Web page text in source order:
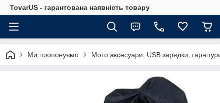
TovarUS - гарантована наявність товару
Ми пропонуємо Мото аксесуари. USB зарядки,